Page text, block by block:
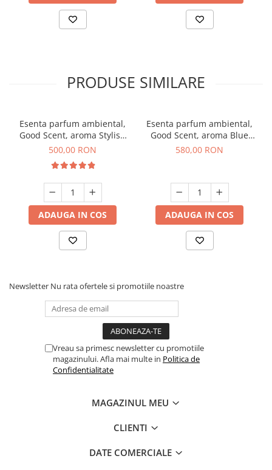
PRODUSE SIMILARE
Esenta parfum ambiental,
Good Scent, aroma Stylish
Boss, 1 Kg
500,00 RON
ADAUGA IN COS
Esenta parfum ambiental,
Good Scent, aroma Blue
Chanell, 1 Kg
580,00 RON
ADAUGA IN COS
Newsletter Nu rata ofertele si promotiile noastre
Vreau sa primesc newsletter cu promotiile
magazinului. Afla mai multe in Politica de
Confidentialitate
MAGAZINUL MEU
CLIENTI
DATE COMERCIALE